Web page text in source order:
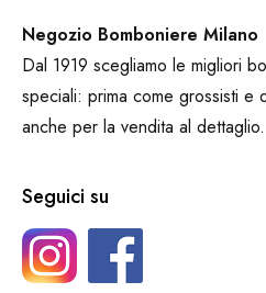
Negozio Bomboniere Milano
Dal 1919 scegliamo le migliori
speciali: prima come grossisti e
anche per la vendita al dettaglio.
Seguici su